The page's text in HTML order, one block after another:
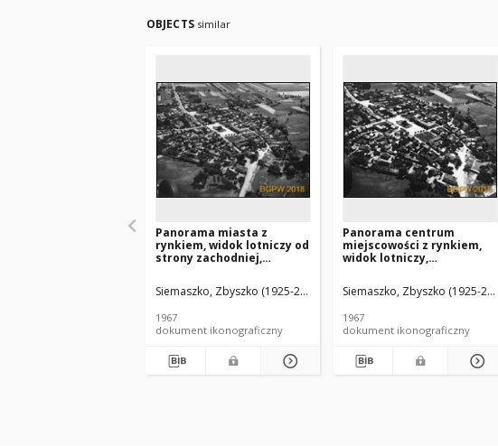
OBJECTS similar
Panorama miasta z
rynkiem, widok lotniczy od
strony zachodniej,
Siemaszko, Zbyszko (1925-2015).
1967
dokument ikonograficzny
Panorama centrum
miejscowości z rynkiem,
widok lotniczy,
łódzkie)
Siemaszko, Zbyszko (1925-
1967
dokument ikonograficzny